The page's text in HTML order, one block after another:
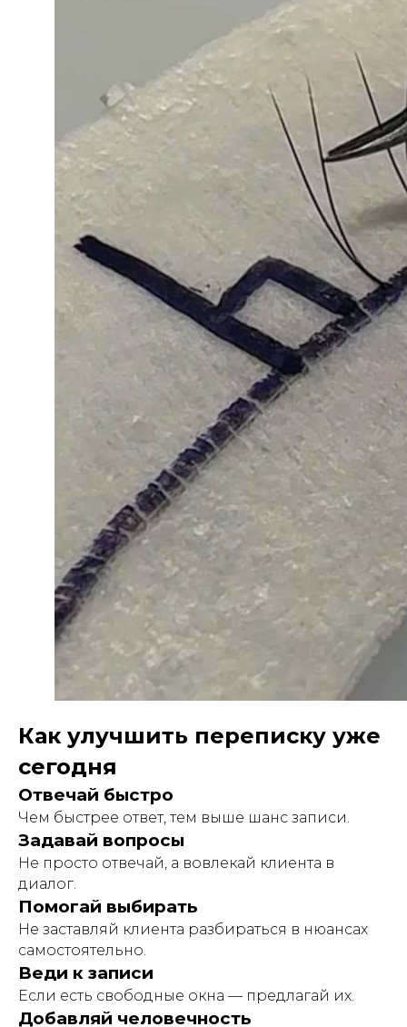
Как улучшить переписку уже
сегодня
Отвечай быстро
Чем быстрее ответ, тем выше шанс записи.
Задавай вопросы
Не просто отвечай, а вовлекай клиента в
диалог.
Помогай выбирать
Не заставляй клиента разбираться в нюансах
самостоятельно.
Веди к записи
Если есть свободные окна — предлагай их.
Добавляй человечность